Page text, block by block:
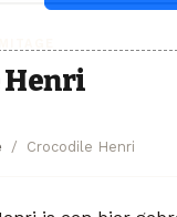
Henri
Crocodile Henri